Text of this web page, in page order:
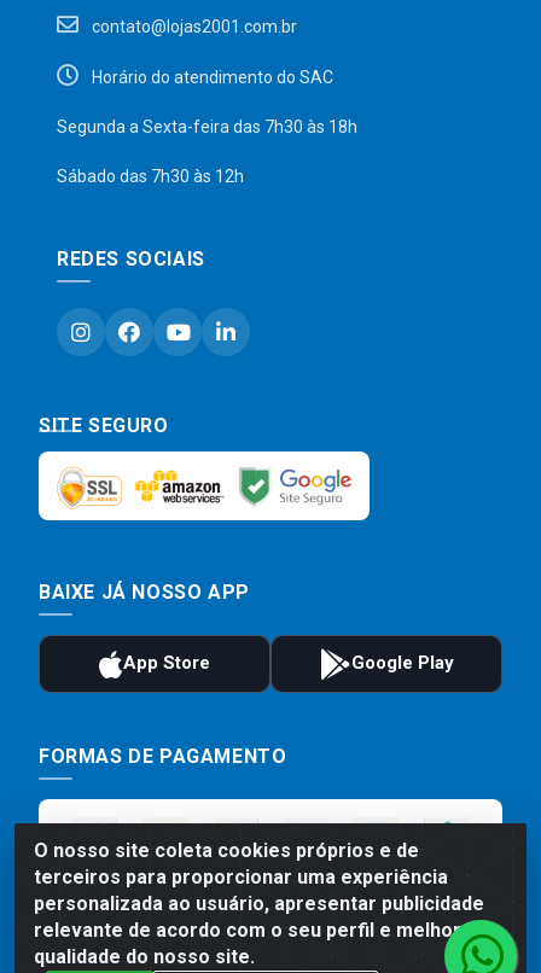
O nosso site coleta cookies próprios e de
terceiros para proporcionar uma experiência
personalizada ao usuário, apresentar publicidade
relevante de acordo com o seu perfil e melhorar a
qualidade do nosso site.
contato@lojas2001.com.br
Horário do atendimento do SAC
Segunda a Sexta-feira das 7h30 às 18h
Sábado das 7h30 às 12h
REDES SOCIAIS
SITE SEGURO
BAIXE JÁ NOSSO APP
FORMAS DE PAGAMENTO